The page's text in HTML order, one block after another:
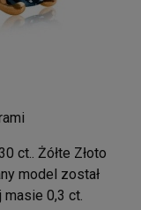
ct.. Żółte Złoto
model został
0,3 ct.